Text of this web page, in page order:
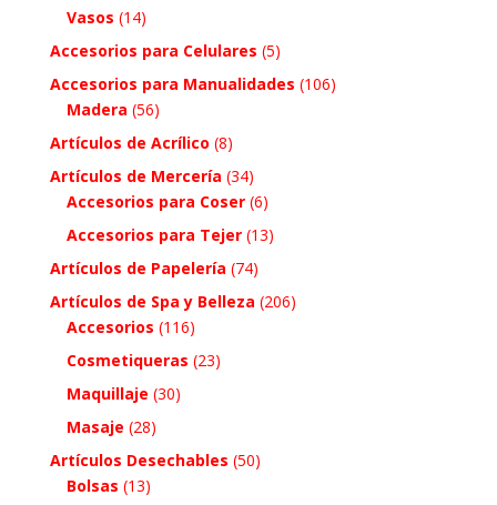
Vasos (14)
Accesorios para Celulares (5)
Accesorios para Manualidades (106)
Madera (56)
Artículos de Acrílico (8)
Artículos de Mercería (34)
Accesorios para Coser (6)
Accesorios para Tejer (13)
Artículos de Papelería (74)
Artículos de Spa y Belleza (206)
Accesorios (116)
Cosmetiqueras (23)
Maquillaje (30)
Masaje (28)
Artículos Desechables (50)
Bolsas (13)